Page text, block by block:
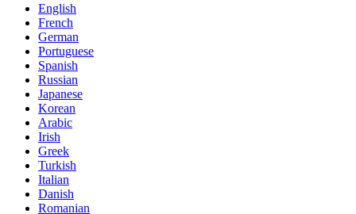
English
French
German
Portuguese
Spanish
Russian
Japanese
Korean
Arabic
Irish
Greek
Turkish
Italian
Danish
Romanian